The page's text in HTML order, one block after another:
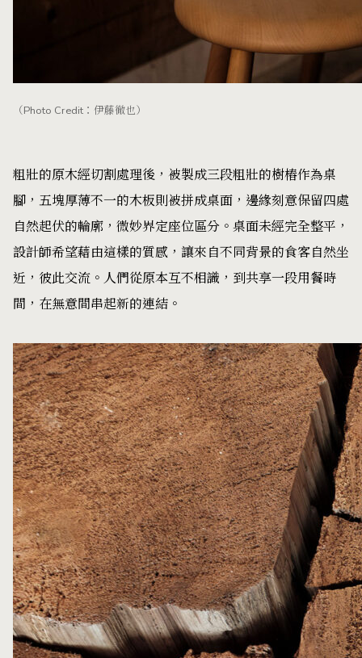
（Photo Credit：伊藤徹也）
粗壯的原木經切割處理後，被製成三段粗壯的樹樁作為桌
腳，五塊厚薄不一的木板則被拼成桌面，邊緣刻意保留四處
自然起伏的輪廓，微妙界定座位區分。桌面未經完全整平，
設計師希望藉由這樣的質感，讓來自不同背景的食客自然坐
近，彼此交流。人們從原本互不相識，到共享一段用餐時
間，在無意間串起新的連結。